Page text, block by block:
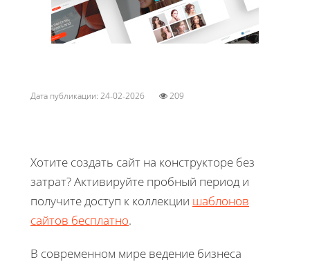
Дата публикации: 24-02-2026 209
Хотите создать сайт на конструкторе без
затрат? Активируйте пробный период и
получите доступ к коллекции шаблонов
сайтов бесплатно.
В современном мире ведение бизнеса